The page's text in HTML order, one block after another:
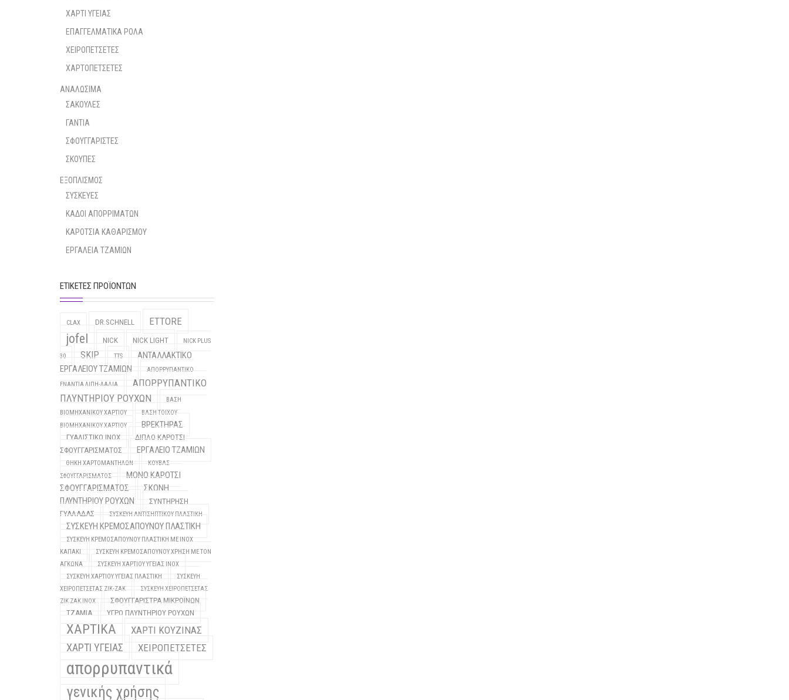
ΧΑΡΤΙ ΥΓΕΙΑΣ
ΕΠΑΓΓΕΛΜΑΤΙΚΑ ΡΟΛΑ
ΧΕΙΡΟΠΕΤΣΕΤΕΣ
ΧΑΡΤΟΠΕΤΣΕΤΕΣ
ΑΝΑΛΩΣΙΜΑ
ΣΑΚΟΥΛΕΣ
ΓΑΝΤΙΑ
ΣΦΟΥΓΓΑΡΙΣΤΕΣ
ΣΚΟΥΠΕΣ
ΕΞΟΠΛΙΣΜΟΣ
ΣΥΣΚΕΥΕΣ
ΚΑΔΟΙ ΑΠΟΡΡΙΜΑΤΩΝ
ΚΑΡΟΤΣΙΑ ΚΑΘΑΡΙΣΜΟΥ
ΕΡΓΑΛΕΙΑ ΤΖΑΜΙΩΝ
ΕΤΙΚΈΤΕΣ ΠΡΟΪΌΝΤΩΝ
CLAX DR.SCHNELL ETTORE
jofel NICK NICK LIGHT
NICK PLUS
30
SKIP TTS
ΑΝΤΑΛΛΑΚΤΙΚΟ
ΕΡΓΑΛΕΙΟΥ ΤΖΑΜΙΩΝ
ΑΠΟΡΡΥΠΑΝΤΙΚΟ
ΕΝΑΝΤΙΑ ΛΙΠΗ-ΛΑΔΙΑ
ΑΠΟΡΡΥΠΑΝΤΙΚΟ
ΠΛΥΝΤΗΡΙΟΥ ΡΟΥΧΩΝ
ΒΑΣΗ
ΒΙΟΜΗΧΑΝΙΚΟΥ ΧΑΡΤΙΟΥ
ΒΑΣΗ ΤΟΙΧΟΥ
ΒΙΟΜΗΧΑΝΙΚΟΥ ΧΑΡΤΙΟΥ
ΒΡΕΚΤΗΡΑΣ
ΓΥΑΛΙΣΤΙΚΟ INOX
ΔΙΠΛΟ ΚΑΡΟΤΣΙ
ΣΦΟΥΓΓΑΡΙΣΜΑΤΟΣ
ΕΡΓΑΛΕΙΟ ΤΖΑΜΙΩΝ
ΘΗΚΗ ΧΑΡΤΟΜΑΝΤΗΛΩΝ
ΚΟΥΒΑΣ
ΣΦΟΥΓΓΑΡΙΣΜΑΤΟΣ
ΜΟΝΟ ΚΑΡΟΤΣΙ
ΣΦΟΥΓΓΑΡΙΣΜΑΤΟΣ
ΣΚΟΝΗ
ΠΛΥΝΤΗΡΙΟΥ ΡΟΥΧΩΝ
ΣΥΝΤΗΡΗΣΗ
ΓΥΑΛΑΔΑΣ
ΣΥΣΚΕΥΗ ΑΝΤΙΣΗΠΤΙΚΟΥ ΠΛΑΣΤΙΚΗ
ΣΥΣΚΕΥΗ ΚΡΕΜΟΣΑΠΟΥΝΟΥ ΠΛΑΣΤΙΚΗ
ΣΥΣΚΕΥΗ ΚΡΕΜΟΣΑΠΟΥΝΟΥ ΠΛΑΣΤΙΚΗ ΜΕ INOX
ΚΑΠΑΚΙ
ΣΥΣΚΕΥΗ ΚΡΕΜΟΣΑΠΟΥΝΟΥ ΧΡΗΣΗ ΜΕ ΤΟΝ
ΑΓΚΩΝΑ
ΣΥΣΚΕΥΗ ΧΑΡΤΙΟΥ ΥΓΕΙΑΣ INOX
ΣΥΣΚΕΥΗ ΧΑΡΤΙΟΥ ΥΓΕΙΑΣ ΠΛΑΣΤΙΚΗ
ΣΥΣΚΕΥΗ
ΧΕΙΡΟΠΕΤΣΕΤΑΣ ΖΙΚ-ΖΑΚ
ΣΥΣΚΕΥΗ ΧΕΙΡΟΠΕΤΣΕΤΑΣ
ΖΙΚ ΖΑΚ INOX
ΣΦΟΥΓΓΑΡΙΣΤΡΑ ΜΙΚΡΟΪΝΩΝ
ΤΖΑΜΙΑ
ΥΓΡΟ ΠΛΥΝΤΗΡΙΟΥ ΡΟΥΧΩΝ
ΧΑΡΤΙΚΑ ΧΑΡΤΙ ΚΟΥΖΙΝΑΣ
ΧΑΡΤΙ ΥΓΕΙΑΣ ΧΕΙΡΟΠΕΤΣΕΤΕΣ
απορρυπαντικά
γενικής χρήσης